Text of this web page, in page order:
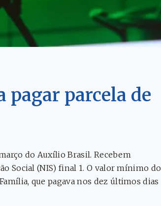
pagar parcela de
do Auxílio Brasil. Recebem
Social (NIS) final 1. O valor mínimo do
que pagava nos dez últimos dias